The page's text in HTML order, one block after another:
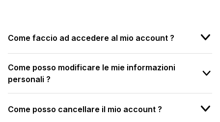
Come faccio ad accedere al mio account ?
Come posso modificare le mie informazioni
personali ?
Come posso cancellare il mio account ?